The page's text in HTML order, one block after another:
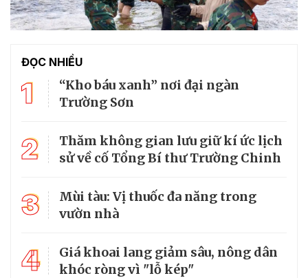
ĐỌC NHIỀU
1
“Kho báu xanh” nơi đại ngàn
Trường Sơn
2
Thăm không gian lưu giữ kí ức lịch
sử về cố Tổng Bí thư Trường Chinh
3
Mùi tàu: Vị thuốc đa năng trong
vườn nhà
4
Giá khoai lang giảm sâu, nông dân
khóc ròng vì "lỗ kép"